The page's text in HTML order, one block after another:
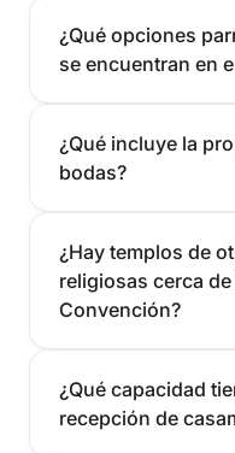
¿Qué opciones
se encuentran en
¿Qué incluye la
bodas?
¿Hay templos de
religiosas cerca
Convención?
¿Qué capacidad
recepción de